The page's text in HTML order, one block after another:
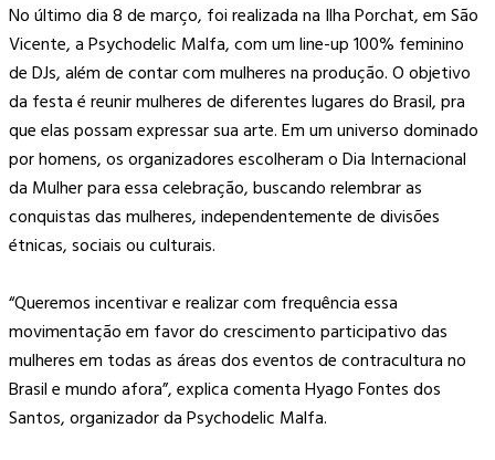
No último dia 8 de março, foi realizada na Ilha Porchat, em São
Vicente, a Psychodelic Malfa, com um line-up 100% feminino
de DJs, além de contar com mulheres na produção. O objetivo
da festa é reunir mulheres de diferentes lugares do Brasil, pra
que elas possam expressar sua arte. Em um universo dominado
por homens, os organizadores escolheram o Dia Internacional
da Mulher para essa celebração, buscando relembrar as
conquistas das mulheres, independentemente de divisões
étnicas, sociais ou culturais.
“Queremos incentivar e realizar com frequência essa
movimentação em favor do crescimento participativo das
mulheres em todas as áreas dos eventos de contracultura no
Brasil e mundo afora”, explica comenta Hyago Fontes dos
Santos, organizador da Psychodelic Malfa.